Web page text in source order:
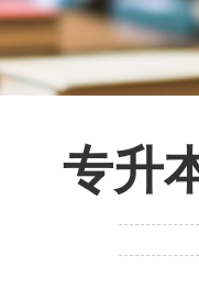
专升